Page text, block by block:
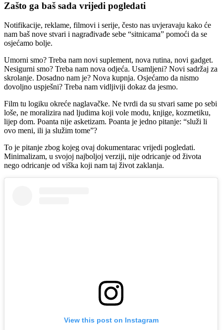
Zašto ga baš sada vrijedi pogledati
Notifikacije, reklame, filmovi i serije, često nas uvjeravaju kako će
nam baš nove stvari i nagrađivađe sebe “sitnicama” pomoći da se
osjećamo bolje.
Umorni smo? Treba nam novi suplement, nova rutina, novi gadget.
Nesigurni smo? Treba nam nova odjeća. Usamljeni? Novi sadržaj za
skrolanje. Dosadno nam je? Nova kupnja. Osjećamo da nismo
dovoljno uspješni? Treba nam vidljiviji dokaz da jesmo.
Film tu logiku okreće naglavačke. Ne tvrdi da su stvari same po sebi
loše, ne moralizira nad ljudima koji vole modu, knjige, kozmetiku,
lijep dom. Poanta nije asketizam. Poanta je jedno pitanje: “služi li
ovo meni, ili ja služim tome”?
To je pitanje zbog kojeg ovaj dokumentarac vrijedi pogledati.
Minimalizam, u svojoj najboljoj verziji, nije odricanje od života
nego odricanje od viška koji nam taj život zaklanja.
View this post on Instagram